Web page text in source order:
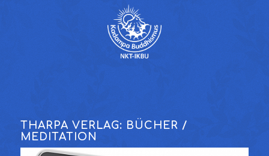
THARPA VERLAG: BÜCHER /
MEDITATION